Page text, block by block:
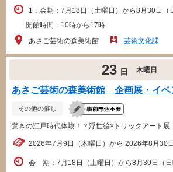
1．会期：7月18日（土曜日）から8月30日（
開館時間：10時から17時
あさご芸術の森美術館
芸術文化課
23 日 木曜日
あさご芸術の森美術館 企画展・イベ
その他の催し
驚きの江戸時代体験！？浮世絵×トリックアート展
2026年7月9日（木曜日）から 2026年8月30
会 期：7月18日（土曜日）から8月30日（日